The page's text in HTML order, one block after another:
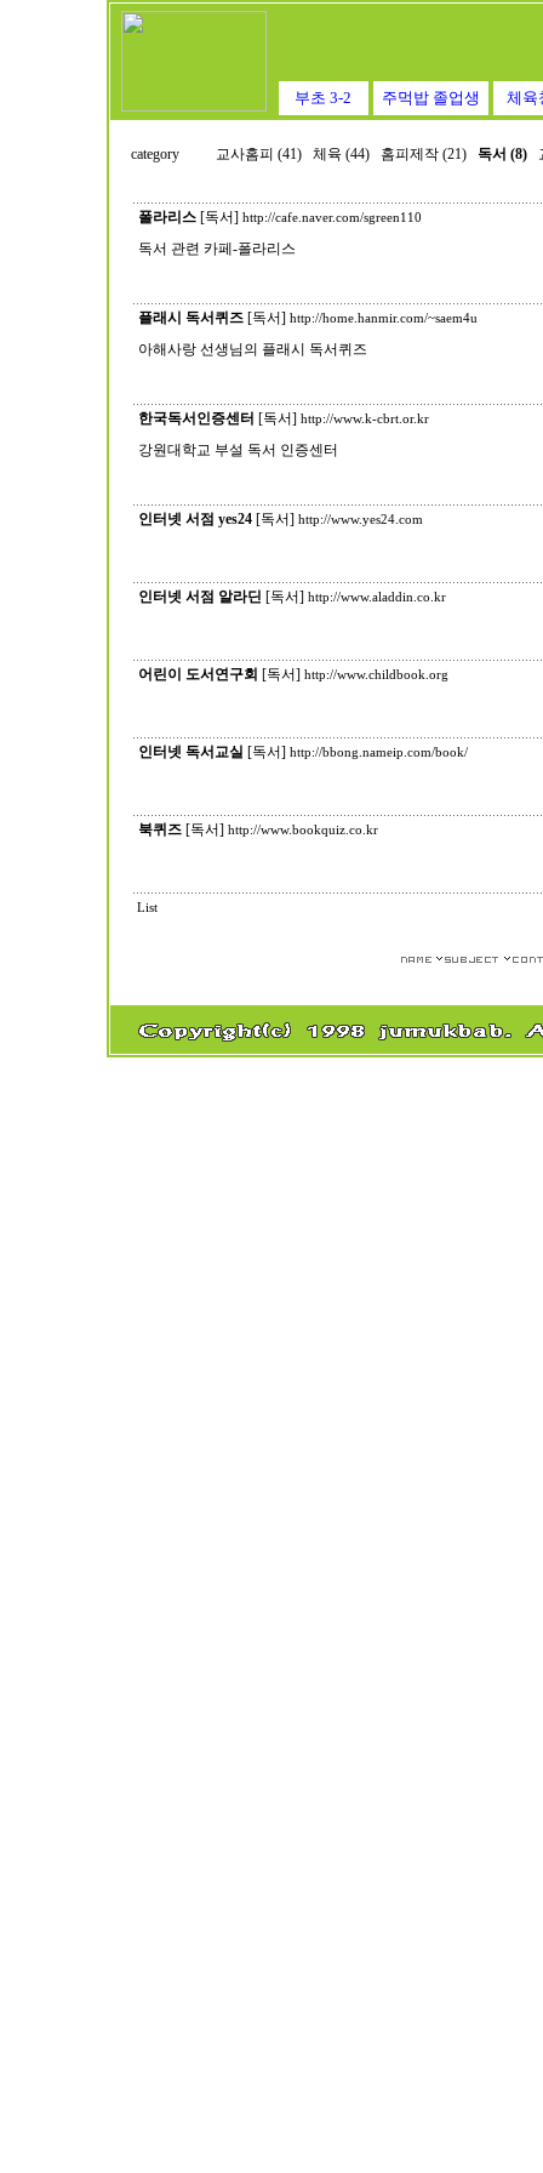
부초 3-2 주먹밥 졸업생 체육
category 교사홈피 (41) 체육 (44) 홈피제작 (21) 독서 (8)
폴라리스 [독서] http://cafe.naver.com/sgreen110
독서 관련 카페-폴라리스
플래시 독서퀴즈 [독서] http://home.hanmir.com/~saem4u
아해사랑 선생님의 플래시 독서퀴즈
한국독서인증센터 [독서] http://www.k-cbrt.or.kr
강원대학교 부설 독서 인증센터
인터넷 서점 yes24 [독서] http://www.yes24.com
인터넷 서점 알라딘 [독서] http://www.aladdin.co.kr
어린이 도서연구회 [독서] http://www.childbook.org
인터넷 독서교실 [독서] http://bbong.nameip.com/book/
북퀴즈 [독서] http://www.bookquiz.co.kr
List